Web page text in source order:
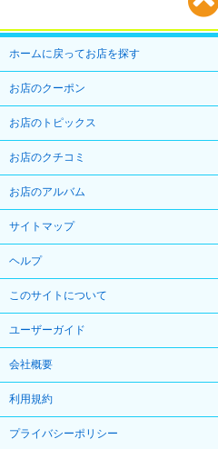
ホームに戻ってお店を探す
お店のクーポン
お店のトピックス
お店のクチコミ
お店のアルバム
サイトマップ
ヘルプ
このサイトについて
ユーザーガイド
会社概要
利用規約
プライバシーポリシー